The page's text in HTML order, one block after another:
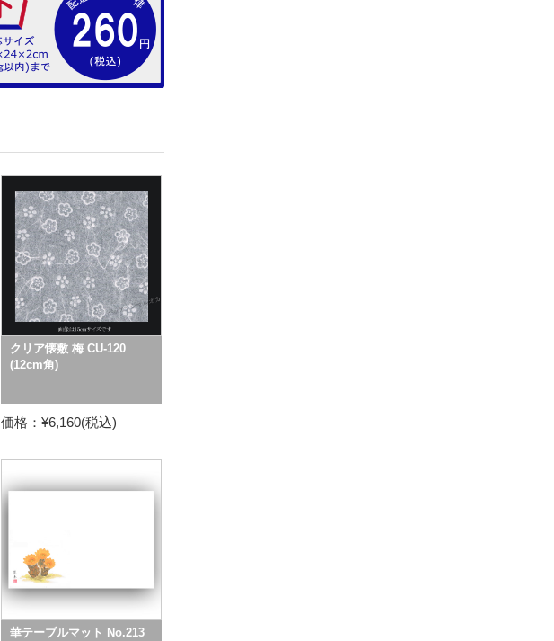
クリア懐敷 梅 CU-120
(12cm角)
価格：¥6,160(税込)
華テーブルマット No.213